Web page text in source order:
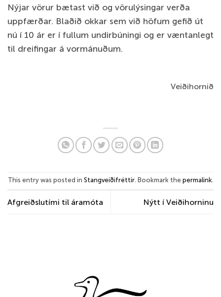
Nýjar vörur bætast við og vörulýsingar verða
uppfærðar. Blaðið okkar sem við höfum gefið út
nú í 10 ár er í fullum undirbúningi og er væntanlegt
til dreifingar á vormánuðum.
Veiðihornið
This entry was posted in Stangveiðifréttir. Bookmark the permalink.
Afgreiðslutími til áramóta Nýtt í Veiðihorninu